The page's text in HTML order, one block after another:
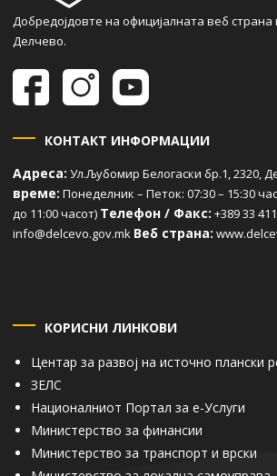
Добредојдовте на официјалната веб
Делчево.
КОНТАКТ ИНФОРМАЦИИ
Адреса: Ул.Љубомир Белогаски бр.1, 2320,
време: Понеделник – Петок: 07:30 – 15:30
до 11:00 часот) Телефон / Факс: +389 33
info@delcevo.gov.mk Веб страна:
КОРИСНИ ЛИНКОВИ
Центар за развој на источно плански
ЗЕЛС
Националниот Портал за е-Услуги
Министерство за финансии
Министерство за транспорт и врски